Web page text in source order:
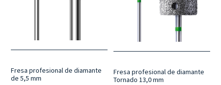
Fresa profesional de diamante
de 5,5 mm
Fresa profesional de diamante
Tornado 13,0 mm